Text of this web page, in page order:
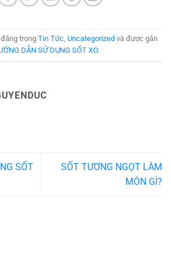
trong Tin Tức, Uncategorized và được gắn
DẪN SỬ DỤNG SỐT XO.
SỐT
SỐT TƯƠNG NGỌT LÀM
MÓN GÌ?